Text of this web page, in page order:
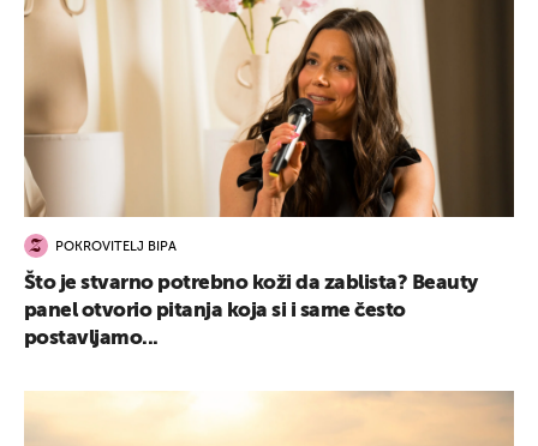
POKROVITELJ BIPA
Što je stvarno potrebno koži da zablista? Beauty
panel otvorio pitanja koja si i same često
postavljamo...